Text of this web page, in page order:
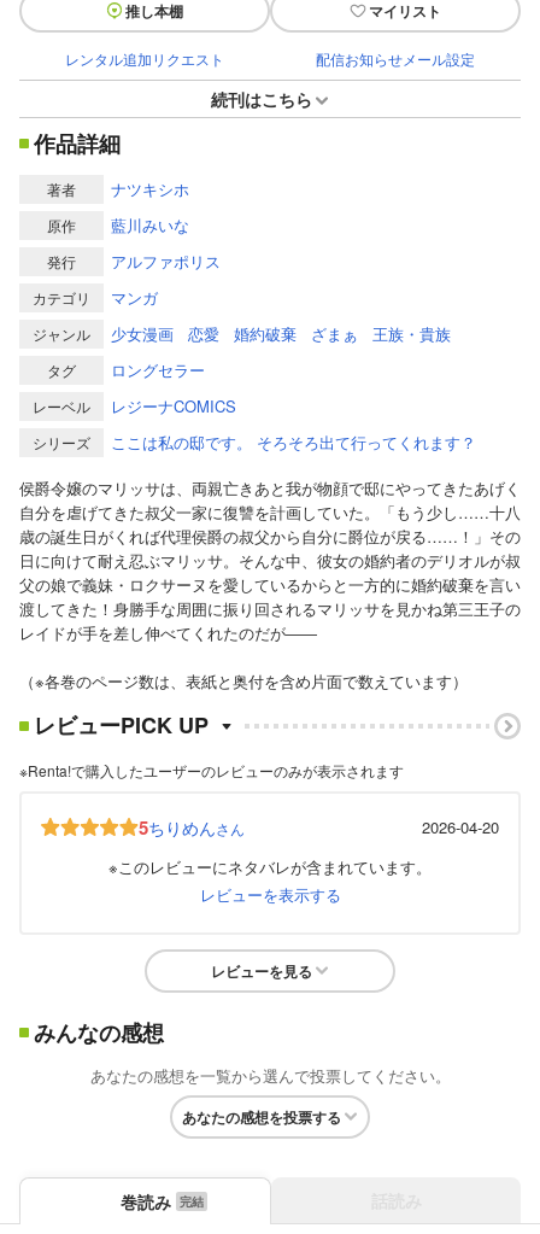
推し本棚 マイリスト
レンタル追加リクエスト 配信お知らせメール設定
続刊はこちら
作品詳細
著者 ナツキシホ
原作 藍川みいな
発行 アルファポリス
カテゴリ マンガ
ジャンル 少女漫画 恋愛 婚約破棄 ざまぁ 王族・貴族
タグ ロングセラー
レーベル レジーナCOMICS
シリーズ
ここは私の邸です。 そろそろ出て行ってくれます？
侯爵令嬢のマリッサは、両親亡きあと我が物顔で邸にやってきたあげく
自分を虐げてきた叔父一家に復讐を計画していた。「もう少し……十八
歳の誕生日がくれば代理侯爵の叔父から自分に爵位が戻る……！」その
日に向けて耐え忍ぶマリッサ。そんな中、彼女の婚約者のデリオルが叔
父の娘で義妹・ロクサーヌを愛しているからと一方的に婚約破棄を言い
渡してきた！身勝手な周囲に振り回されるマリッサを見かね第三王子の
レイドが手を差し伸べてくれたのだが――
（※各巻のページ数は、表紙と奥付を含め片面で数えています）
レビューPICK UP
※Renta!で購入したユーザーのレビューのみが表示されます
5ちりめんさん
2026-04-20
※このレビューにネタバレが含まれています。
レビューを表示する
レビューを見る
みんなの感想
あなたの感想を一覧から選んで投票してください。
あなたの感想を投票する
巻読み